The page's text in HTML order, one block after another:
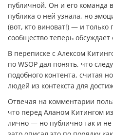
публичной. Он и его команда
публика о ней узнала, но
(вот, кто виноват!) — и только
сообщество теперь
В переписке с Алексом
по WSOP дал понять, что
подобного контента, считая
людей из контекста для
Отвечая на комментарии
что перед Аланом Китингом
лично — но публично так и не